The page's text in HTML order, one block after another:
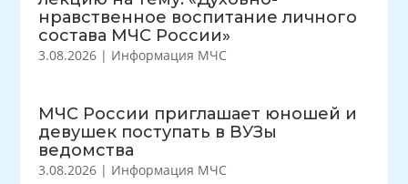
нравственное воспитание личного
состава МЧС России»
3.08.2026 | Информация МЧС
МЧС России приглашает юношей и
девушек поступать в ВУЗы
ведомства
3.08.2026 | Информация МЧС